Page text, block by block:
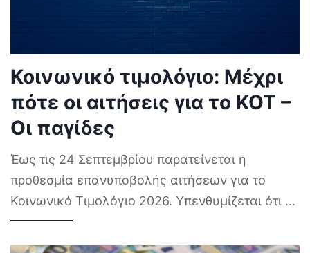
Κοινωνικό τιμολόγιο: Μέχρι
πότε οι αιτήσεις για το ΚΟΤ –
Οι παγίδες
Έως τις 24 Σεπτεμβρίου παρατείνεται η
προθεσμία επανυποβολής αιτήσεων για το
Κοινωνικό Τιμολόγιο 2026. Υπενθυμίζεται ότι ...